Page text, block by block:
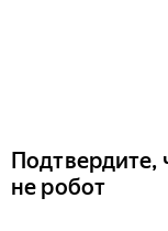
Подтвердите,
не робот